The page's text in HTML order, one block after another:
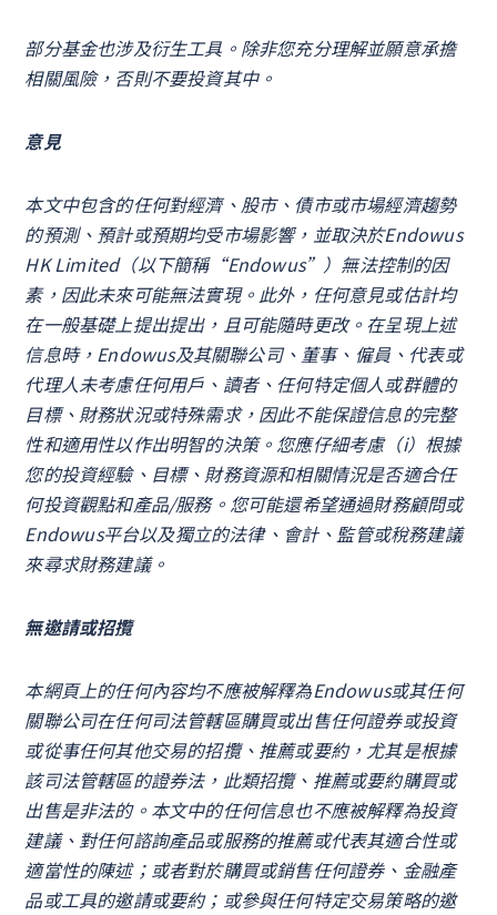
部分基金也涉及衍生工具。除非您充分理解並願意承擔
相關風險，否則不要投資其中。
意見
本文中包含的任何對經濟、股市、債市或市場經濟趨勢
的預測、預計或預期均受市場影響，並取決於Endowus
HK Limited（以下簡稱“Endowus”）無法控制的因
素，因此未來可能無法實現。此外，任何意見或估計均
在一般基礎上提出提出，且可能隨時更改。在呈現上述
信息時，Endowus及其關聯公司、董事、僱員、代表或
代理人未考慮任何用戶、讀者、任何特定個人或群體的
目標、財務狀況或特殊需求，因此不能保證信息的完整
性和適用性以作出明智的決策。您應仔細考慮（i）根據
您的投資經驗、目標、財務資源和相關情況是否適合任
何投資觀點和產品/服務。您可能還希望通過財務顧問或
Endowus平台以及獨立的法律、會計、監管或稅務建議
來尋求財務建議。
無邀請或招攬
本網頁上的任何內容均不應被解釋為Endowus或其任何
關聯公司在任何司法管轄區購買或出售任何證券或投資
或從事任何其他交易的招攬、推薦或要約，尤其是根據
該司法管轄區的證券法，此類招攬、推薦或要約購買或
出售是非法的。本文中的任何信息也不應被解釋為投資
建議、對任何諮詢產品或服務的推薦或代表其適合性或
適當性的陳述；或者對於購買或銷售任何證券、金融產
品或工具的邀請或要約；或參與任何特定交易策略的邀